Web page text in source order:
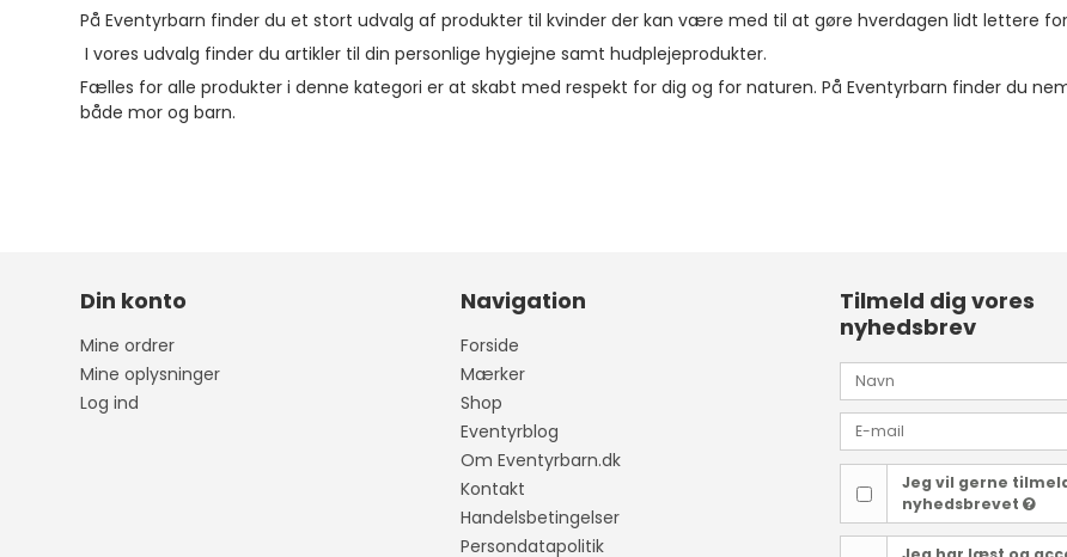
På Eventyrbarn finder du et stort udvalg af produkter til kvinder der kan være med til at gøre hverdagen lidt lettere
I vores udvalg finder du artikler til din personlige hygiejne samt hudplejeprodukter.
Fælles for alle produkter i denne kategori er at skabt med respekt for dig og for naturen. På Eventyrbarn finder du
både mor og barn.
Din konto
Mine ordrer
Mine oplysninger
Log ind
Navigation
Forside
Mærker
Shop
Eventyrblog
Om Eventyrbarn.dk
Kontakt
Handelsbetingelser
Persondatapolitik
Tilmeld dig vores
nyhedsbrev
Jeg vil gerne
nyhedsbrevet